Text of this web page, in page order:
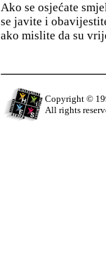
Ako se osjećate
se javite i
ako mislite da su
Copyright ©
All rights